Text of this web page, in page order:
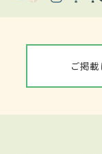
ご掲